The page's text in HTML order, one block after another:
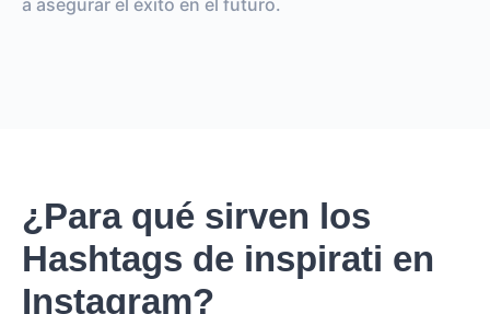
a asegurar el éxito en el futuro.
¿Para qué sirven los
Hashtags de inspirati en
Instagram?